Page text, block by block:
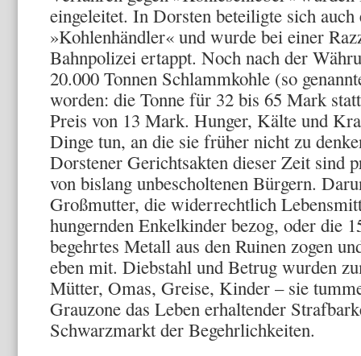
eingeleitet. In Dorsten be­teiligte sich
»Kohlenhändler« und wurde bei einer
Bahnpolizei ertappt. Noch nach der
20.000 Tonnen Schlammkohle (so
worden: die Tonne für 32 bis 65 Mark
Preis von 13 Mark. Hunger, Kälte und
Dinge tun, an die sie früher nicht zu
Dorstener Gerichtsakten dieser Zeit sind
von bis­lang unbescholtenen Bürgern.
Großmutter, die widerrechtlich
hungernden Enkelkinder bezog, oder die
begehrtes Metall aus den Ruinen zogen
eben mit. Diebstahl und Betrug wurden
Mütter, Omas, Greise, Kinder – sie
Grauzone das Leben erhaltender
Schwarzmarkt der Begehr­lichkeiten.